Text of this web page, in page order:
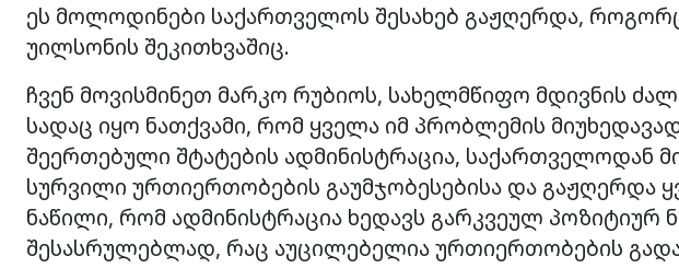
ეს მოლოდინები საქართველოს შესახებ გაჟღერდა, როგორც
უილსონის შეკითხვაშიც.
ჩვენ მოვისმინეთ მარკო რუბიოს, სახელმწიფო მდივნის
სადაც იყო ნათქვამი, რომ ყველა იმ პრობლემის
შეერთებული შტატების ადმინისტრაცია, საქართველოდან
სურვილი ურთიერთობების გაუმჯობესებისა და გაჟღერდა
ნაწილი, რომ ადმინისტრაცია ხედავს გარკვეულ პოზიტიურ
შესასრულებლად, რაც აუცილებელია ურთიერთობების